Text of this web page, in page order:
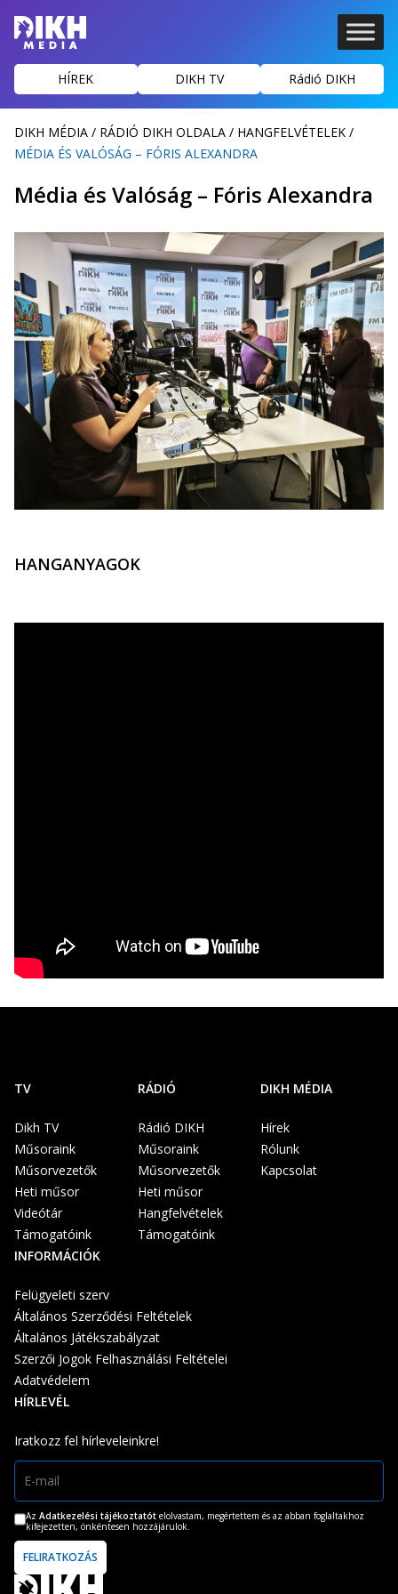
HÍREK DIKH TV Rádió DIKH
DIKH MÉDIA / RÁDIÓ DIKH OLDALA / HANGFELVÉTELEK /
MÉDIA ÉS VALÓSÁG – FÓRIS ALEXANDRA
Média és Valóság – Fóris Alexandra
HANGANYAGOK
TV
Dikh TV
Műsoraink
Műsorvezetők
Heti műsor
Videótár
Támogatóink
RÁDIÓ
Rádió DIKH
Műsoraink
Műsorvezetők
Heti műsor
Hangfelvételek
Támogatóink
DIKH MÉDIA
Hírek
Rólunk
Kapcsolat
INFORMÁCIÓK
Felügyeleti szerv
Általános Szerződési Feltételek
Általános Játékszabályzat
Szerzői Jogok Felhasználási Feltételei
Adatvédelem
HÍRLEVÉL
Iratkozz fel hírleveleinkre!
Az Adatkezelési tájékoztatót elolvastam, megértettem és az abban foglaltakhoz
kifejezetten, önkéntesen hozzájárulok.